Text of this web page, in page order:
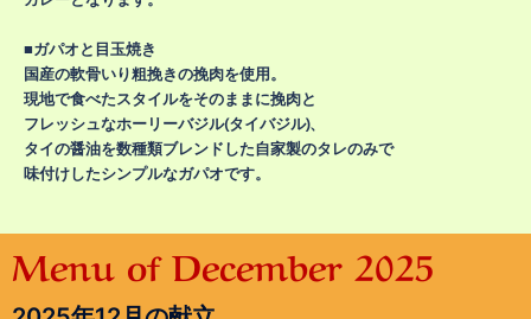
■ガパオと目玉焼き
国産の軟骨いり粗挽きの挽肉を使用。
現地で食べたスタイルをそのままに挽肉と
フレッシュなホーリーバジル(タイバジル)、
タイの醤油を数種類ブレンドした自家製のタレのみで
味付けしたシンプルなガパオです。
Menu of December 2025